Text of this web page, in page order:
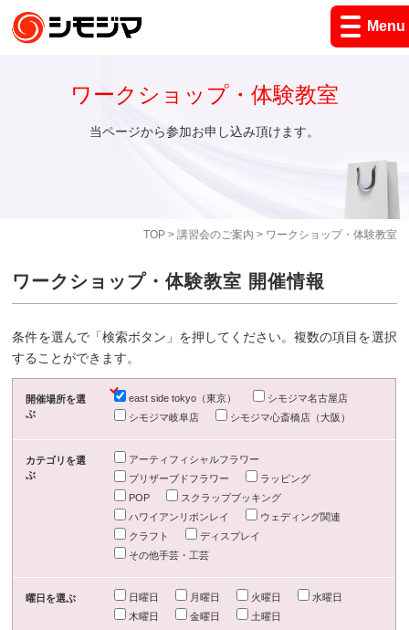
Menu
TOP> 講習会のご案内 > ワークショップ・体験教室
ワークショップ・体験教室
当ページから参加お申し込み頂けます。
ワークショップ・体験教室 開催情報
条件を選んで「検索ボタン」を押してください。複数の項目を選択
することができます。
開催場所を選
ぶ
east side tokyo（東京）
シモジマ名古屋店
シモジマ岐阜店
シモジマ心斎橋店（大阪）
カテゴリを選
ぶ
アーティフィシャルフラワー
プリザーブドフラワー
ラッピング
POP
スクラップブッキング
ハワイアンリボンレイ
ウェディング関連
クラフト
ディスプレイ
その他手芸・工芸
曜日を選ぶ 日曜日 月曜日 火曜日
水曜日
木曜日
金曜日 土曜日